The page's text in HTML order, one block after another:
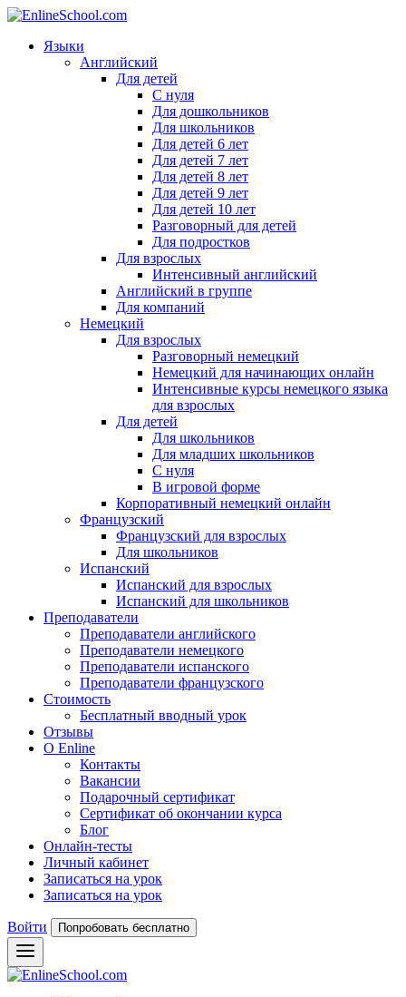
Языки
Английский
Для детей
С нуля
Для дошкольников
Для школьников
Для детей 6 лет
Для детей 7 лет
Для детей 8 лет
Для детей 9 лет
Для детей 10 лет
Разговорный для детей
Для подростков
Для взрослых
Интенсивный английский
Английский в группе
Для компаний
Немецкий
Для взрослых
Разговорный немецкий
Немецкий для начинающих онлайн
Интенсивные курсы немецкого языка
для взрослых
Для детей
Для школьников
Для младших школьников
С нуля
В игровой форме
Корпоративный немецкий онлайн
Французский
Французский для взрослых
Для школьников
Испанский
Испанский для взрослых
Испанский для школьников
Преподаватели
Преподаватели английского
Преподаватели немецкого
Преподаватели испанского
Преподаватели французского
Стоимость
Бесплатный вводный урок
Отзывы
О Enline
Контакты
Вакансии
Подарочный сертификат
Сертификат об окончании курса
Блог
Онлайн-тесты
Личный кабинет
Записаться на урок
Записаться на урок
Войти Попробовать бесплатно